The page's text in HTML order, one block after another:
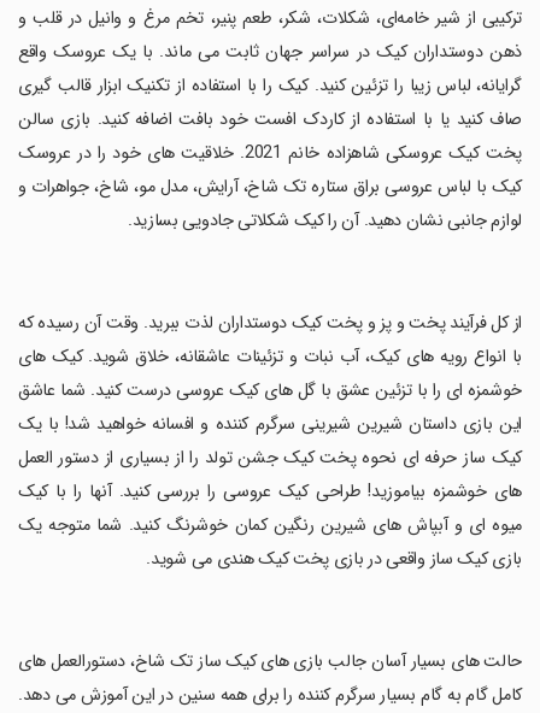
ترکیبی از شیر خامه‌ای، شکلات، شکر، طعم پنیر، تخم مرغ و وانیل در قلب و
ذهن دوستداران کیک در سراسر جهان ثابت می ماند. با یک عروسک واقع
گرایانه، لباس زیبا را تزئین کنید. کیک را با استفاده از تکنیک ابزار قالب گیری
صاف کنید یا با استفاده از کاردک افست خود بافت اضافه کنید. بازی سالن
پخت کیک عروسکی شاهزاده خانم 2021. خلاقیت های خود را در عروسک
کیک با لباس عروسی براق ستاره تک شاخ، آرایش، مدل مو، شاخ، جواهرات و
لوازم جانبی نشان دهید. آن را کیک شکلاتی جادویی بسازید.
‏از کل فرآیند پخت و پز و پخت کیک دوستداران لذت ببرید. وقت آن رسیده که
با انواع رویه های کیک، آب نبات و تزئینات عاشقانه، خلاق شوید. کیک های
خوشمزه ای را با تزئین عشق با گل های کیک عروسی درست کنید. شما عاشق
این بازی داستان شیرین شیرینی سرگرم کننده و افسانه خواهید شد! با یک
کیک ساز حرفه ای نحوه پخت کیک جشن تولد را از بسیاری از دستور العمل
های خوشمزه بیاموزید! طراحی کیک عروسی را بررسی کنید. آنها را با کیک
میوه ای و آبپاش های شیرین رنگین کمان خوشرنگ کنید. شما متوجه یک
بازی کیک ساز واقعی در بازی پخت کیک هندی می شوید.
‏حالت های بسیار آسان جالب بازی های کیک ساز تک شاخ، دستورالعمل های
کامل گام به گام بسیار سرگرم کننده را برای همه سنین در این آموزش می دهد.